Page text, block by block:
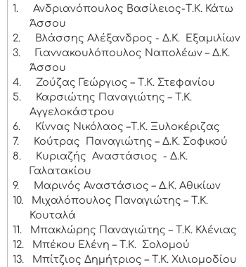
1.
Ανδριανόπουλος Βασίλειος-Τ.Κ. Κάτω
Άσσου
2.
Βλάσσης Αλέξανδρος - Δ.Κ. Εξαμιλίων
3.
Γιαννακουλόπουλος Ναπολέων – Δ.Κ.
Άσσου
4.
Ζούζας Γεώργιος – Τ.Κ. Στεφανίου
5.
Καρσιώτης Παναγιώτης – Τ.Κ.
Αγγελοκάστρου
6.
Κίννας Νικόλαος –Τ.Κ. Ξυλοκέριζας
7.
Κούτρας Παναγιώτης – Δ.Κ. Σοφικού
8.
Κυριαζής Αναστάσιος - Δ.Κ.
Γαλατακίου
9.
Μαρινός Αναστάσιος – Δ.Κ. Αθικίων
10.
Μιχαλόπουλος Παναγιώτης – Τ.Κ.
Κουταλά
11.
Μπακλώρης Παναγιώτης – Τ.Κ. Κλένιας
12.
Μπέκου Ελένη – Τ.Κ. Σολομού
13.
Μπίτζιος Δημήτριος – Τ.Κ. Χιλιομοδίου